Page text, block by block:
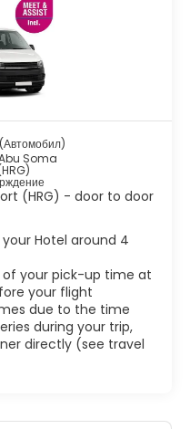
Soma
(HRG) - door to door
Hotel around 4
your pick-up time at
your flight
due to the time
during your trip,
directly (see travel